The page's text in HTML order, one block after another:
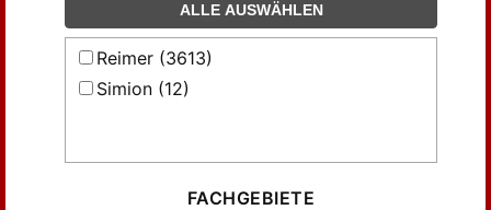
ALLE AUSWÄHLEN
Reimer (3613)
Simion (12)
FACHGEBIETE